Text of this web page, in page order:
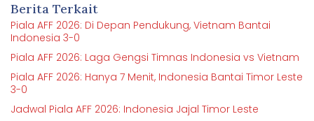
Berita Terkait
Piala AFF 2026: Di Depan Pendukung, Vietnam Bantai
Indonesia 3-0
Piala AFF 2026: Laga Gengsi Timnas Indonesia vs Vietnam
Piala AFF 2026: Hanya 7 Menit, Indonesia Bantai Timor Leste
3-0
Jadwal Piala AFF 2026: Indonesia Jajal Timor Leste